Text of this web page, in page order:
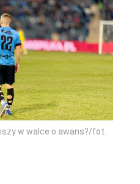
w walce o awans?/fot.